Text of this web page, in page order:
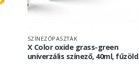
SZÍNEZŐPASZTÁK
X Color oxide grass-green
univerzális színező, 40ml, fűzöld